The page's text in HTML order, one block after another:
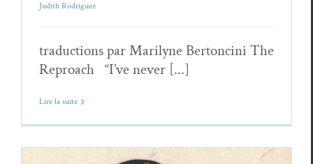
Judith Rodriguez
traductions par Marilyne Bertoncini The
Reproach “I’ve never [...]
Lire la suite